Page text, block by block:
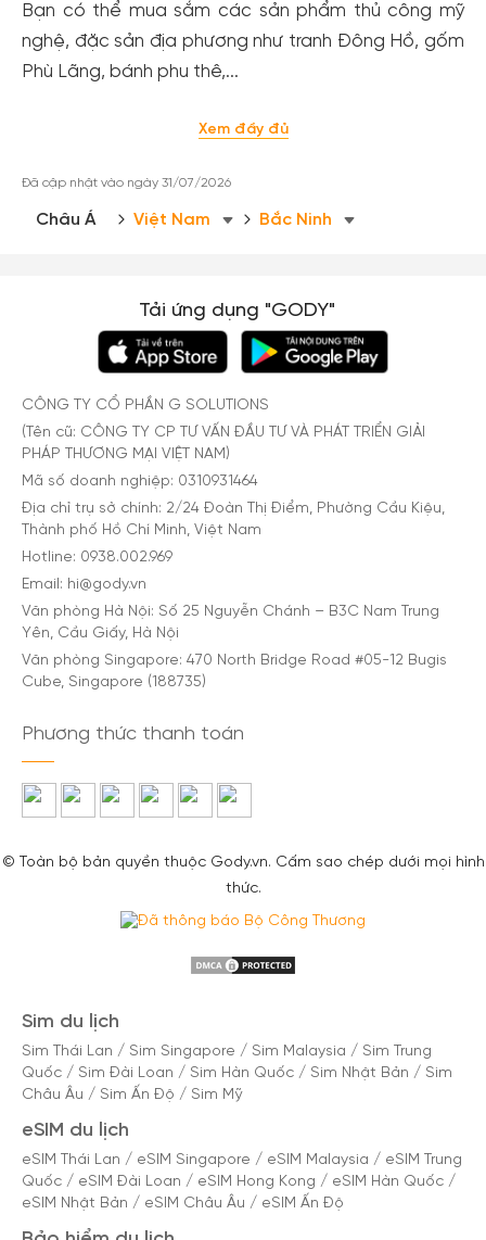
Bạn có thể mua sắm các sản phẩm thủ công mỹ
nghệ, đặc sản địa phương như tranh Đông Hồ, gốm
Phù Lãng, bánh phu thê,...
Xem đầy đủ
Đã cập nhật vào ngày 31/07/2026
Châu Á Việt Nam Bắc Ninh
Tải ứng dụng "GODY"
CÔNG TY CỔ PHẦN G SOLUTIONS
(Tên cũ: CÔNG TY CP TƯ VẤN ĐẦU TƯ VÀ PHÁT TRIỂN GIẢI
PHÁP THƯƠNG MẠI VIỆT NAM)
Mã số doanh nghiệp: 0310931464
Địa chỉ trụ sở chính: 2/24 Đoàn Thị Điểm, Phường Cầu Kiệu,
Thành phố Hồ Chí Minh, Việt Nam
Hotline: 0938.002.969
Email: hi@gody.vn
Văn phòng Hà Nội: Số 25 Nguyễn Chánh – B3C Nam Trung
Yên, Cầu Giấy, Hà Nội
Văn phòng Singapore: 470 North Bridge Road #05-12 Bugis
Cube, Singapore (188735)
Phương thức thanh toán
© Toàn bộ bản quyền thuộc Gody.vn. Cấm sao chép dưới mọi hình
thức.
Sim du lịch
Sim Thái Lan / Sim Singapore / Sim Malaysia / Sim Trung
Quốc / Sim Đài Loan / Sim Hàn Quốc / Sim Nhật Bản / Sim
Châu Âu / Sim Ấn Độ / Sim Mỹ
eSIM du lịch
eSIM Thái Lan / eSIM Singapore / eSIM Malaysia / eSIM Trung
Quốc / eSIM Đài Loan / eSIM Hong Kong / eSIM Hàn Quốc /
eSIM Nhật Bản / eSIM Châu Âu / eSIM Ấn Độ